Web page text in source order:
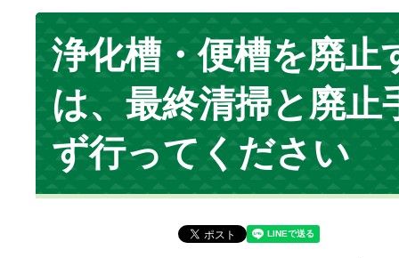
置
浄化槽・便槽を廃止
は、最終清掃と廃止
ず行ってください